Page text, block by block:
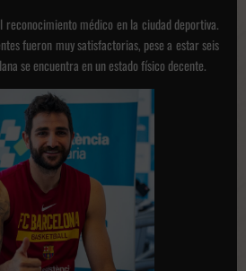
reconocimiento médico en la ciudad deportiva.
fueron muy satisfactorias, pese a estar seis
se encuentra en un estado físico decente.